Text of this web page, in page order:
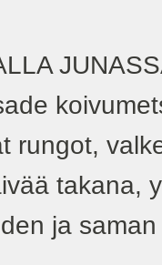
rungot,
takana,
ja